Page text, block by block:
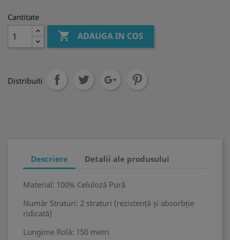
Cantitate
 ADAUGA IN COS
Distribuiti
Descriere Detalii ale produsului
Material: 100% Celuloză Pură
Număr Straturi: 2 straturi (rezistență și absorbție
ridicată)
Lungime Rolă: 150 metri